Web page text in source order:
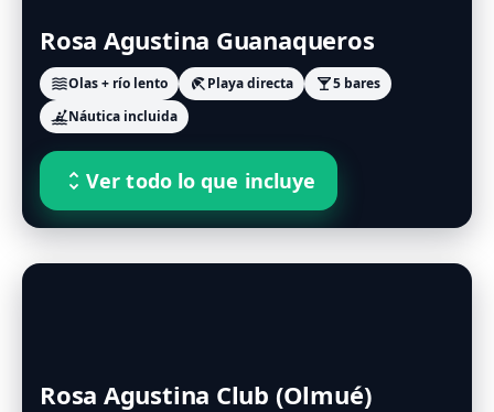
Rosa Agustina Guanaqueros
wavesOlas + río lento beach_accessPlaya directa local_bar5 bares
kayakingNáutica incluida
unfold_more Ver todo lo que incluye
Rosa Agustina Club (Olmué)